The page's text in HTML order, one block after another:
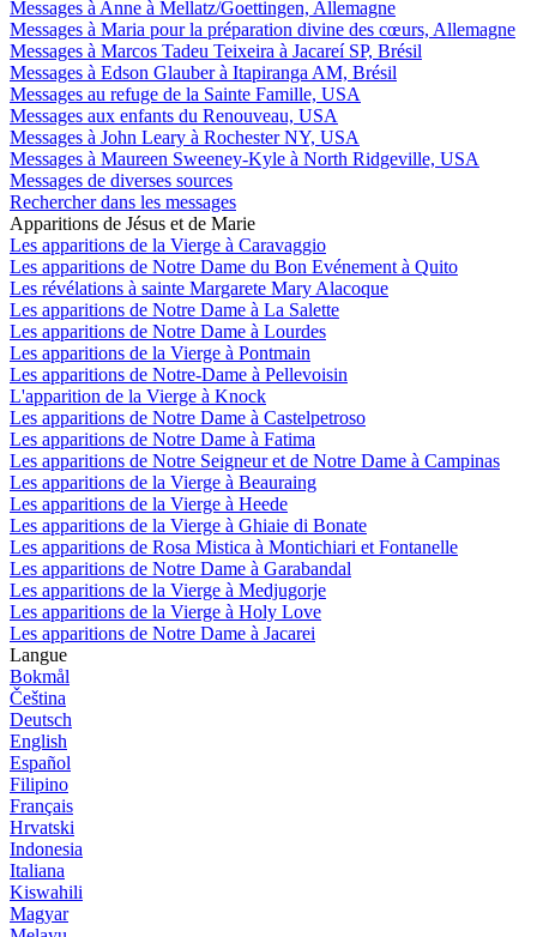
Messages à Anne à Mellatz/Goettingen, Allemagne
Messages à Maria pour la préparation divine des cœurs, Allemagne
Messages à Marcos Tadeu Teixeira à Jacareí SP, Brésil
Messages à Edson Glauber à Itapiranga AM, Brésil
Messages au refuge de la Sainte Famille, USA
Messages aux enfants du Renouveau, USA
Messages à John Leary à Rochester NY, USA
Messages à Maureen Sweeney-Kyle à North Ridgeville, USA
Messages de diverses sources
Rechercher dans les messages
Apparitions de Jésus et de Marie
Les apparitions de la Vierge à Caravaggio
Les apparitions de Notre Dame du Bon Evénement à Quito
Les révélations à sainte Margarete Mary Alacoque
Les apparitions de Notre Dame à La Salette
Les apparitions de Notre Dame à Lourdes
Les apparitions de la Vierge à Pontmain
Les apparitions de Notre-Dame à Pellevoisin
L'apparition de la Vierge à Knock
Les apparitions de Notre Dame à Castelpetroso
Les apparitions de Notre Dame à Fatima
Les apparitions de Notre Seigneur et de Notre Dame à Campinas
Les apparitions de la Vierge à Beauraing
Les apparitions de la Vierge à Heede
Les apparitions de la Vierge à Ghiaie di Bonate
Les apparitions de Rosa Mistica à Montichiari et Fontanelle
Les apparitions de Notre Dame à Garabandal
Les apparitions de la Vierge à Medjugorje
Les apparitions de la Vierge à Holy Love
Les apparitions de Notre Dame à Jacarei
Langue
Bokmål
Čeština
Deutsch
English
Español
Filipino
Français
Hrvatski
Indonesia
Italiana
Kiswahili
Magyar